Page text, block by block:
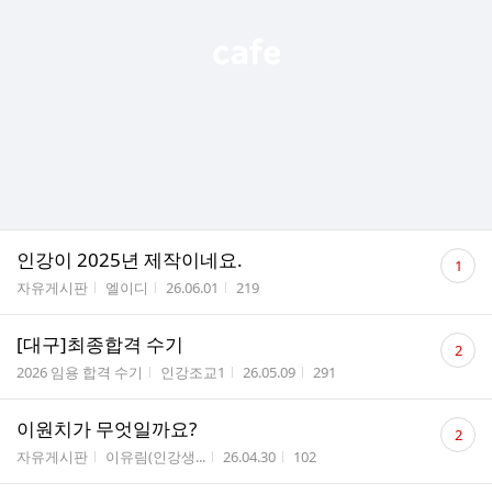
인강이 2025년 제작이네요.
게시판명
자유게시판 작성자
엘이디 작성시간
26.06.01 조회수
219
댓
글 1
[대구]최종합격 수기
게시판명
2026 임용 합격 수기 작성자
인강조교1 작성시간
26.05.09 조회수
291
댓
글 2
이원치가 무엇일까요?
게시판명
자유게시판 작성자
이유림(인강생... 작성시간
26.04.30 조회수
102
댓
글 2